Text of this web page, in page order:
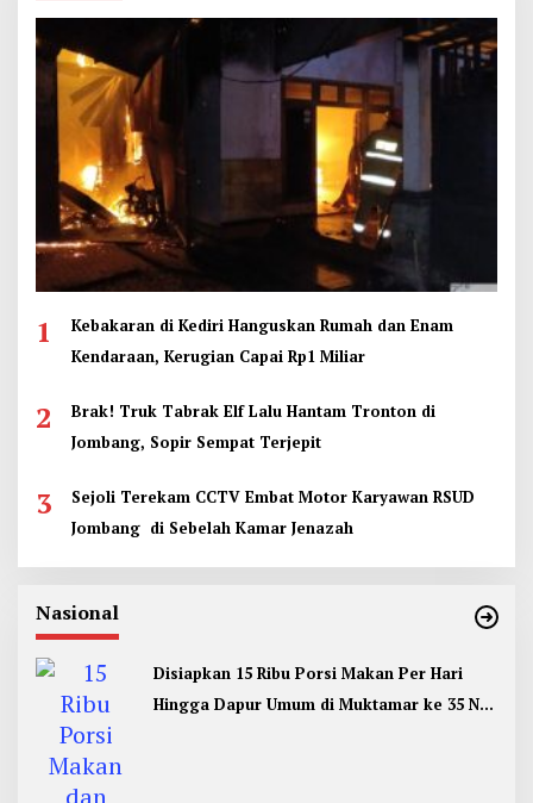
1
Kebakaran di Kediri Hanguskan Rumah dan Enam
Kendaraan, Kerugian Capai Rp1 Miliar
2
Brak! Truk Tabrak Elf Lalu Hantam Tronton di
Jombang, Sopir Sempat Terjepit
3
Sejoli Terekam CCTV Embat Motor Karyawan RSUD
Jombang di Sebelah Kamar Jenazah
Nasional
Disiapkan 15 Ribu Porsi Makan Per Hari
Hingga Dapur Umum di Muktamar ke 35 NU